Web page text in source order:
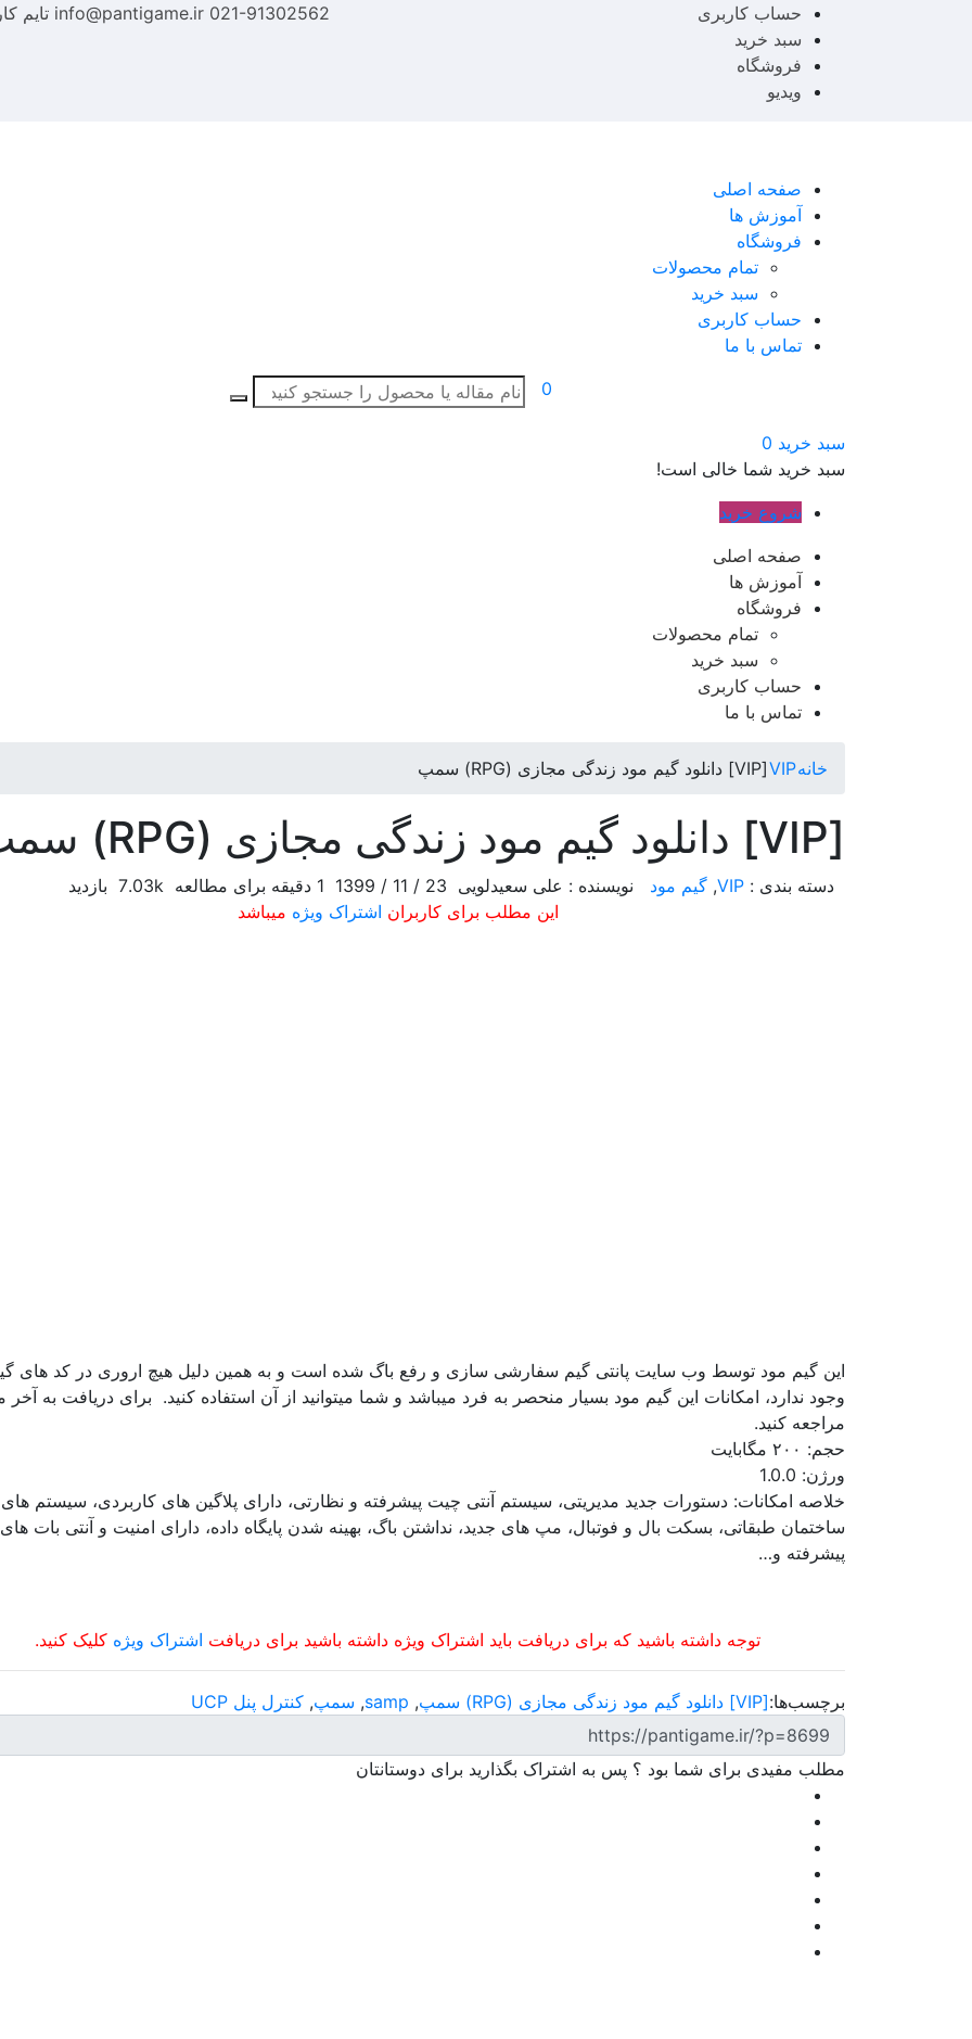
حساب کاربری
سبد خرید
فروشگاه
ویدیو
021-91302562
info@pantigame.ir تایم
صفحه اصلی
آموزش ها
فروشگاه
تمام محصولات
سبد خرید
حساب کاربری
تماس با ما
0
سبد خرید 0
سبد خرید شما خالی است!
شروع خرید
صفحه اصلی
آموزش ها
فروشگاه
تمام محصولات
سبد خرید
حساب کاربری
تماس با ما
خانهVIP[VIP] دانلود گیم مود زندگی مجازی (RPG) سمپ
[VIP] دانلود گیم مود زندگی مجازی (RPG) سمپ
دسته بندی : VIP
, گیم مود نویسنده : علی سعیدلویی
این مطلب برای کاربران اشتراک ویژه میباشد
این گیم مود توسط وب سایت پانتی گیم سفارشی سازی و رفع باگ شده است و به همین دلیل هیچ اروری در کد های
وجود ندارد، امکانات این گیم مود بسیار منحصر به فرد میباشد و شما میتوانید از آن استفاده کنید. برای دریافت به
مراجعه کنید.
حجم: ۲۰۰ مگابایت
ورژن: 1.0.0
خلاصه امکانات: دستورات جدید مدیریتی، سیستم آنتی چیت پیشرفته و نظارتی، دارای پلاگین های کاربردی، سیستم های
ساختمان طبقاتی، بسکت بال و فوتبال، مپ های جدید، نداشتن باگ، بهینه شدن پایگاه داده، دارای امنیت و آنتی بات های
پیشرفته و…
توجه داشته باشید که برای دریافت باید اشتراک ویژه داشته باشید برای دریافت اشتراک ویژه کلیک کنید.
برچسب‌ها:[VIP] دانلود گیم مود زندگی مجازی (RPG) سمپ ,
samp
, سمپ, کنترل پنل UCP
مطلب مفیدی برای شما بود ؟ پس به اشتراک بگذارید برای دوستانتان